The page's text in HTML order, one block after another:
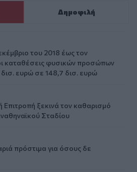
Δημοφιλή
του 2018 έως τον
καταθέσεις φυσικών προσώπων
ευρώ σε 148,7 δισ. ευρώ
Επιτροπή ξεκινά τον καθαρισμό
Σταδίου
πρόστιμα για όσους δε